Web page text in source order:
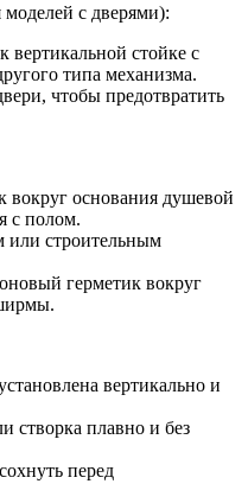
с дверями):
стойке с
типа механизма.
чтобы предотвратить
вокруг основания душевой
с полом.
или строительным
герметик вокруг
​​вертикально и
створка плавно и без
перед